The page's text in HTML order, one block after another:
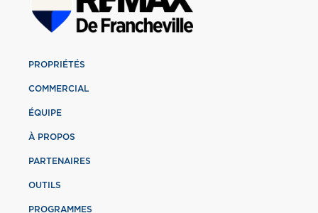
PROPRIÉTÉS
COMMERCIAL
ÉQUIPE
À PROPOS
PARTENAIRES
OUTILS
PROGRAMMES